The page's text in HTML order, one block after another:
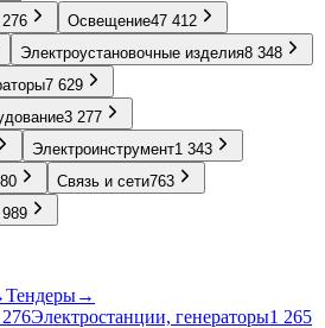
Освещение47 412
Электроустановочные изделия8 348
7 629
3 277
Электроинструмент1 343
Связь и сети763
Тендеры→
Электростанции, генераторы1 265